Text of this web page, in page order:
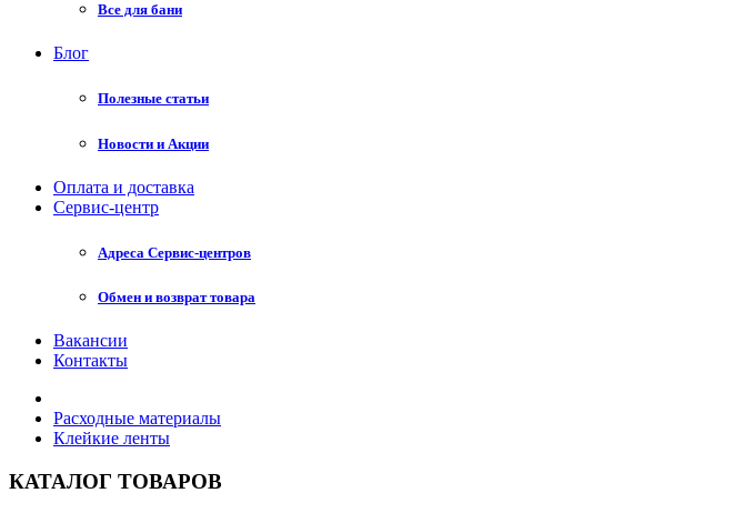
Все для бани
Блог
Полезные статьи
Новости и Акции
Оплата и доставка
Сервис-центр
Адреса Сервис-центров
Обмен и возврат товара
Вакансии
Контакты
Расходные материалы
Клейкие ленты
КАТАЛОГ ТОВАРОВ